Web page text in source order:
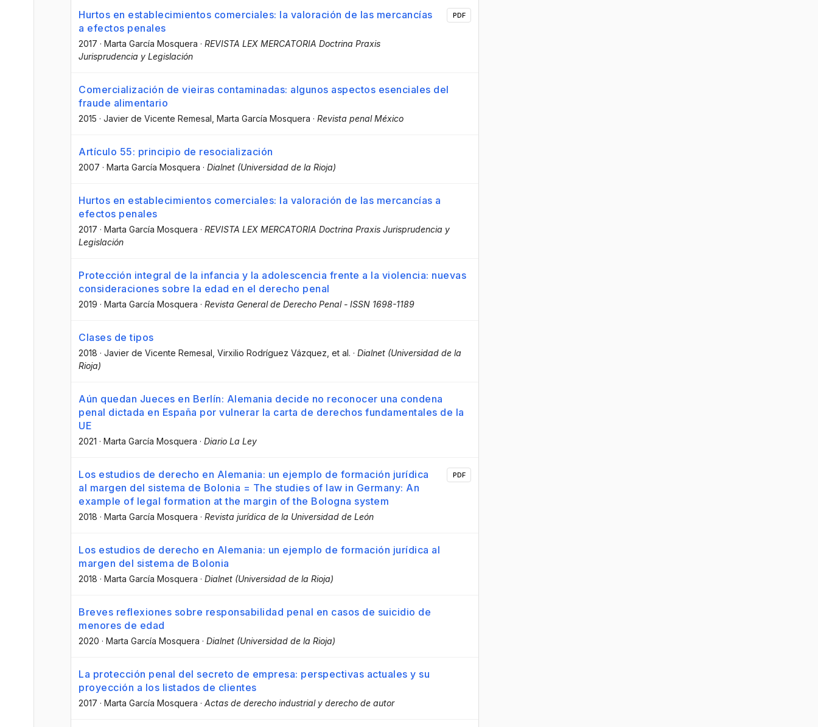
Hurtos en establecimientos comerciales: la valoración de las mercancías
a efectos penales
2017 · Marta García Mosquera · REVISTA LEX MERCATORIA Doctrina Praxis
Jurisprudencia y Legislación
PDF
Comercialización de vieiras contaminadas: algunos aspectos esenciales del
fraude alimentario
2015 · Javier de Vicente Remesal , Marta García Mosquera · Revista penal México
Artículo 55: principio de resocialización
2007 · Marta García Mosquera · Dialnet (Universidad de la Rioja)
Hurtos en establecimientos comerciales: la valoración de las mercancías a
efectos penales
2017 · Marta García Mosquera · REVISTA LEX MERCATORIA Doctrina Praxis Jurisprudencia y
Legislación
Protección integral de la infancia y la adolescencia frente a la violencia: nuevas
consideraciones sobre la edad en el derecho penal
2019 · Marta García Mosquera · Revista General de Derecho Penal - ISSN 1698-1189
Clases de tipos
2018 · Javier de Vicente Remesal , Virxilio Rodríguez Vázquez , et al. · Dialnet (Universidad de la
Rioja)
Aún quedan Jueces en Berlín: Alemania decide no reconocer una condena
penal dictada en España por vulnerar la carta de derechos fundamentales de la
UE
2021 · Marta García Mosquera · Diario La Ley
Los estudios de derecho en Alemania: un ejemplo de formación jurídica
al margen del sistema de Bolonia = The studies of law in Germany: An
example of legal formation at the margin of the Bologna system
2018 · Marta García Mosquera · Revista jurídica de la Universidad de León
PDF
Los estudios de derecho en Alemania: un ejemplo de formación jurídica al
margen del sistema de Bolonia
2018 · Marta García Mosquera · Dialnet (Universidad de la Rioja)
Breves reflexiones sobre responsabilidad penal en casos de suicidio de
menores de edad
2020 · Marta García Mosquera · Dialnet (Universidad de la Rioja)
La protección penal del secreto de empresa: perspectivas actuales y su
proyección a los listados de clientes
2017 · Marta García Mosquera · Actas de derecho industrial y derecho de autor